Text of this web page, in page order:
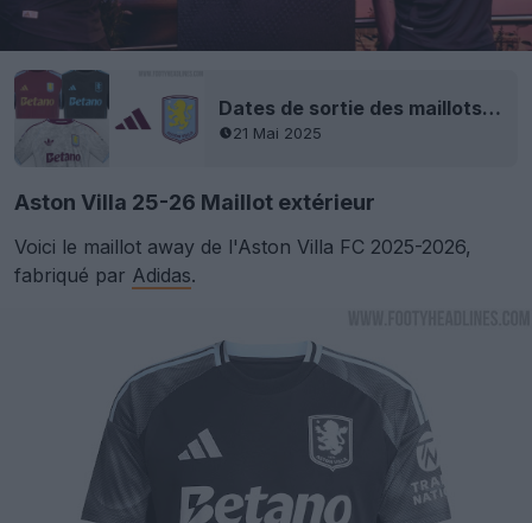
Dates de sortie des maillots Aston Villa 25-26
21 Mai 2025
Aston Villa 25-26 Maillot extérieur
Voici le maillot away de l'Aston Villa FC 2025-2026,
fabriqué par Adidas.